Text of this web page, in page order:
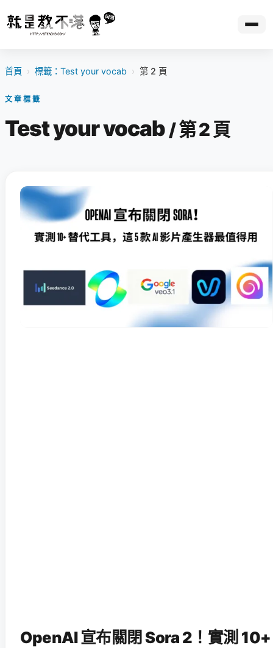
首頁 › 標籤：Test your vocab › 第 2 頁
文章標籤
Test your vocab / 第 2 頁
OpenAI 宣布關閉 Sora 2！實測 10+